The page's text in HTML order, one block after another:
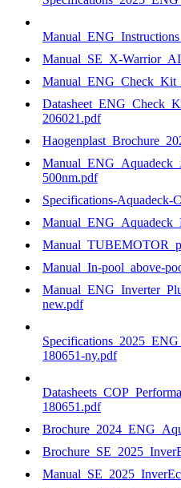
Manual_SE_X-
206021.pdf
500nm.pdf
Specifications-Aquadeck-
Manual_In-pool_above-
new.pdf
180651-ny.pdf
180651.pdf